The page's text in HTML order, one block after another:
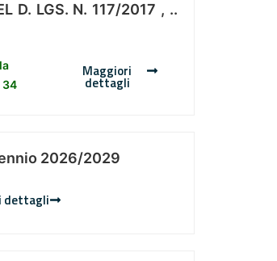
D. LGS. N. 117/2017 , ..
34
Maggiori
dettagli
2026/2029
dettagli